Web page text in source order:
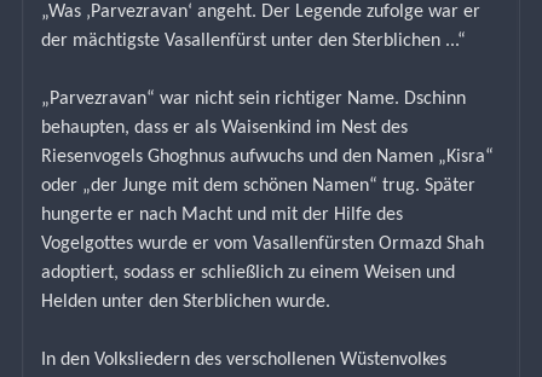
„Was ‚Parvezravan‘ angeht. Der Legende zufolge war er
der mächtigste Vasallenfürst unter den Sterblichen ...“
„Parvezravan“ war nicht sein richtiger Name. Dschinn
behaupten, dass er als Waisenkind im Nest des
Riesenvogels Ghoghnus aufwuchs und den Namen „Kisra“
oder „der Junge mit dem schönen Namen“ trug. Später
hungerte er nach Macht und mit der Hilfe des
Vogelgottes wurde er vom Vasallenfürsten Ormazd Shah
adoptiert, sodass er schließlich zu einem Weisen und
Helden unter den Sterblichen wurde.
In den Volksliedern des verschollenen Wüstenvolkes